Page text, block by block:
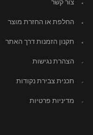
צור קשר
החלפת או החזרת מוצר
תקנון הזמנות דרך האתר
הצהרת נגישות
תכנית צבירת נקודות
מדיניות פרטיות